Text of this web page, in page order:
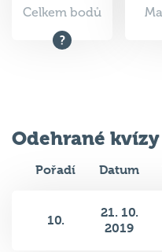
Celkem bodů
Odehrané kvízy
Pořadí Datum
10.
21. 10.
2019